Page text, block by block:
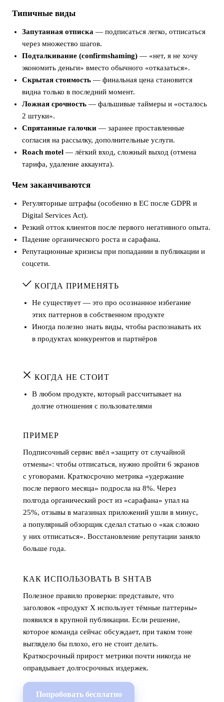
Типичные виды
Запутанная отписка — подписаться легко, отписаться
через множество шагов.
Подталкивание (confirmshaming) — «нет, я не хочу
экономить деньги» вместо обычного «отказаться».
Скрытая стоимость — финальная цена становится
видна только в последний момент.
Ложная срочность — фальшивые таймеры и «осталось
2 штуки».
Спрятанные галочки — заранее проставленные
согласия на рассылку, дополнительные услуги.
Roach motel — лёгкий вход, сложный выход (отмена
тарифа, удаление аккаунта).
Чем заканчиваются
Регуляторные штрафы (особенно в ЕС после GDPR и
Digital Services Act).
Резкий отток клиентов после первого негативного опыта.
Падение органического роста и сарафана.
Репутационные кризисы при попадании в публикации и
соцсети.
КОГДА ПРИМЕНЯТЬ
Не существует — это про осознанное избегание
этих паттернов в собственном продукте
Иногда полезно знать виды, чтобы распознавать их
в продуктах конкурентов и партнёров
КОГДА НЕ СТОИТ
В любом продукте, который рассчитывает на
долгие отношения с пользователями
ПРИМЕР
Подписочный сервис ввёл «защиту от случайной
отмены»: чтобы отписаться, нужно пройти 6 экранов
с уговорами. Краткосрочно метрика «удержание
после первого месяца» подросла на 8%. Через
полгода органический рост из «сарафана» упал на
25%, отзывы в магазинах приложений ушли в минус,
а популярный обзорщик сделал статью о «как сложно
у них отписаться». Восстановление репутации заняло
больше года.
КАК ИСПОЛЬЗОВАТЬ В SHTAB
Полезное правило проверки: представьте, что
заголовок «продукт X использует тёмные паттерны»
появился в крупной публикации. Если решение,
которое команда сейчас обсуждает, при таком тоне
выглядело бы плохо, его не стоит делать.
Краткосрочный прирост метрики почти никогда не
оправдывает долгосрочных издержек.
Попробовать бесплатно